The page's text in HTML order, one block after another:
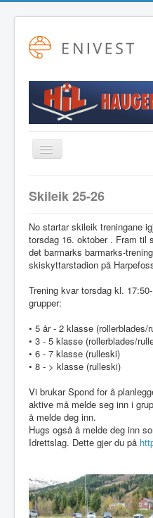
Toggle
Navigation
Fotball
Friidrett
Hovudstyret
Idrettslaget
Klubblokaler
Medlemsskap
Minnefond
Skileik 25-26
No startar skileik treningane
torsdag 16. oktober . Fram til
det barmarks barmarks-
skiskyttarstadion på
Trening kvar torsdag kl.
grupper:
• 5 år - 2 klasse (rollerblades/
• 3 - 5 klasse (rollerblades/
• 6 - 7 klasse (rulleski)
• 8 - > klasse (rulleski)
Vi brukar Spond for å
aktive må melde seg inn i
å melde deg inn.
Hugs også å melde deg inn
Idrettslag. Dette gjer du på